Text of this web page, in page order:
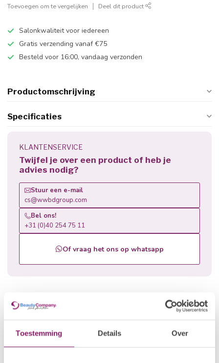
Toestemming Details Over
Toevoegen om te vergelijken Deel dit product
Salonkwaliteit voor iedereen
Gratis verzending vanaf €75
Besteld voor 16:00, vandaag verzonden
Productomschrijving
Specificaties
KLANTENSERVICE
Twijfel je over een product of heb je
advies nodig?
Stuur een e-mail
cs@wwbdgroup.com
Bel ons!
+31 (0)40 254 75 11
Of vraag het ons op whatsapp
Op voorraad
€0,68